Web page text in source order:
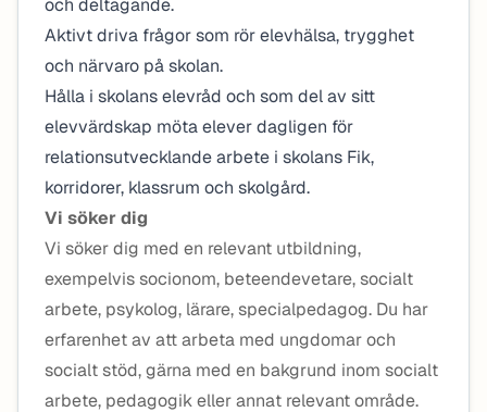
och deltagande.
Aktivt driva frågor som rör elevhälsa, trygghet
och närvaro på skolan.
Hålla i skolans elevråd och som del av sitt
elevvärdskap möta elever dagligen för
relationsutvecklande arbete i skolans Fik,
korridorer, klassrum och skolgård.
Vi söker dig
Vi söker dig med en relevant utbildning,
exempelvis socionom, beteendevetare, socialt
arbete, psykolog, lärare, specialpedagog. Du har
erfarenhet av att arbeta med ungdomar och
socialt stöd, gärna med en bakgrund inom socialt
arbete, pedagogik eller annat relevant område.